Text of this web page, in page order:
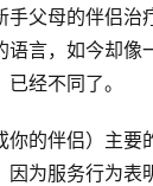
手父母的伴侣
语言，如今却
经不同了。
你的伴侣）主要
因为服务行为